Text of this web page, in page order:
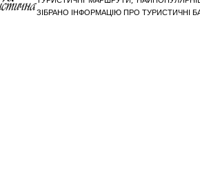
ЗІБРАНО ІНФОРМАЦІЮ ПРО ТУРИСТИЧНІ